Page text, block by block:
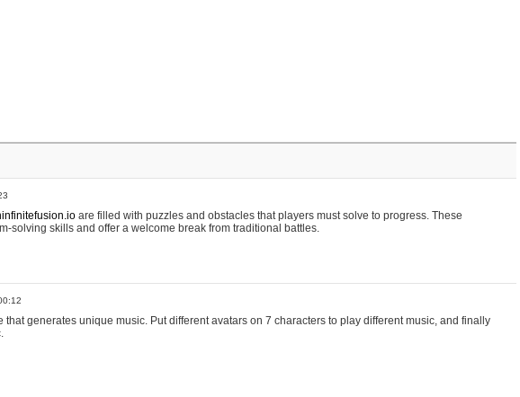
are filled with puzzles and obstacles that players must solve to progress. These
solving skills and offer a welcome break from traditional battles.
that generates unique music. Put different avatars on 7 characters to play different music, and finally